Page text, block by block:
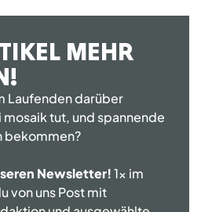
MEHR
Laufenden darüber
tut, und spannende
bekommen?
Newsletter!1x im
von uns Post mit